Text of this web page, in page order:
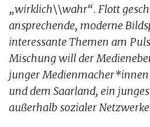
„wirklich\\wahr“. Flott
ansprechende, moderne
interessante Themen am
Mischung will der
junger
und dem Saarland, ein
außerhalb sozialer